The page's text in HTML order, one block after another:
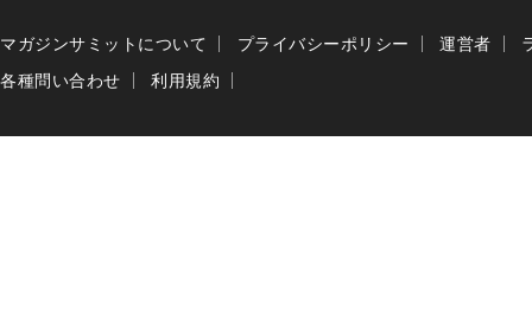
マガジンサミットについて プライバシーポリシー 運営者
各種問い合わせ
利用規約